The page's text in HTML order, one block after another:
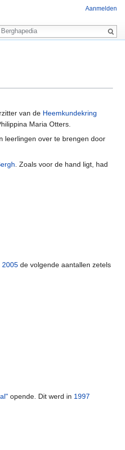
van de Heemkundekring
Maria Otters.
leerlingen over te brengen door
. Zoals voor de hand ligt, had
2005 de volgende aantallen zetels
opende. Dit werd in 1997
Aanmelden